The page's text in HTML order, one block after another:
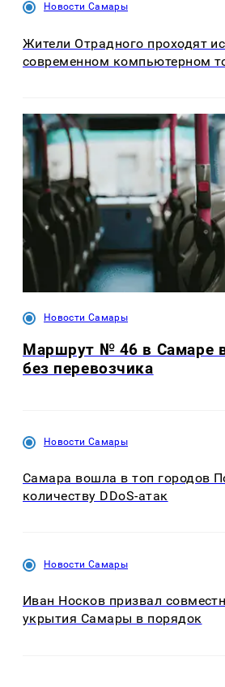
Новости Самары
Жители Отрадного проходят
современном компьютерном
Новости Самары
Маршрут № 46 в Самаре
без перевозчика
Новости Самары
Самара вошла в топ городов
количеству DDoS-атак
Новости Самары
Иван Носков призвал
укрытия Самары в порядок